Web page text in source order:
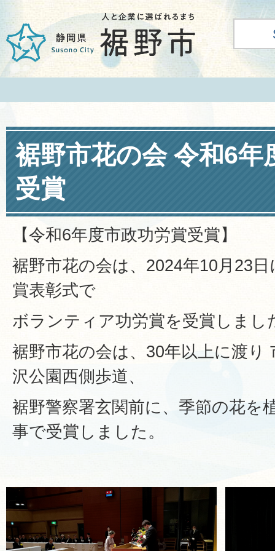
裾野市花の会 令和6年
受賞
【令和6年度市政功労賞受賞】
裾野市花の会は、2024年10月23
賞表彰式で
ボランティア功労賞を受賞しまし
裾野市花の会は、30年以上に渡り
沢公園西側歩道、
裾野警察署玄関前に、季節の花を
事で受賞しました。